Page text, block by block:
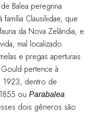
Balea peregrina
Clausiliidae, que
da Nova Zelândia, e
mal localizado.
e pregas aperturais
pertence à
1923, dentro de
ou Parabalea
dois gêneros são